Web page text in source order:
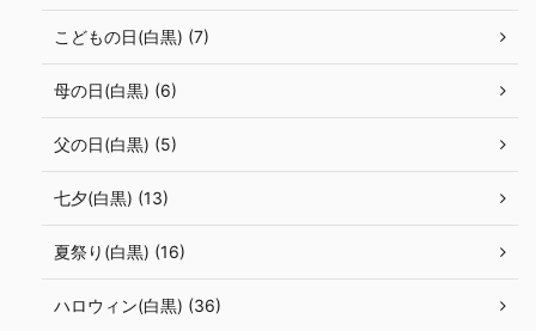
こどもの日(白黒) (7)
母の日(白黒) (6)
父の日(白黒) (5)
七夕(白黒) (13)
夏祭り(白黒) (16)
ハロウィン(白黒) (36)